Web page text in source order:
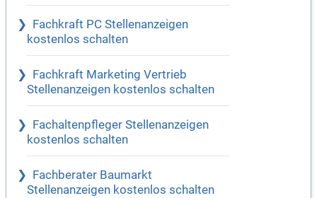
Fachkraft PC Stellenanzeigen
kostenlos schalten
Fachkraft Marketing Vertrieb
Stellenanzeigen kostenlos schalten
Fachaltenpfleger Stellenanzeigen
kostenlos schalten
Fachberater Baumarkt
Stellenanzeigen kostenlos schalten